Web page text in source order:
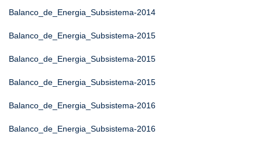
Balanco_de_Energia_Subsistema-2014
Balanco_de_Energia_Subsistema-2015
Balanco_de_Energia_Subsistema-2015
Balanco_de_Energia_Subsistema-2015
Balanco_de_Energia_Subsistema-2016
Balanco_de_Energia_Subsistema-2016